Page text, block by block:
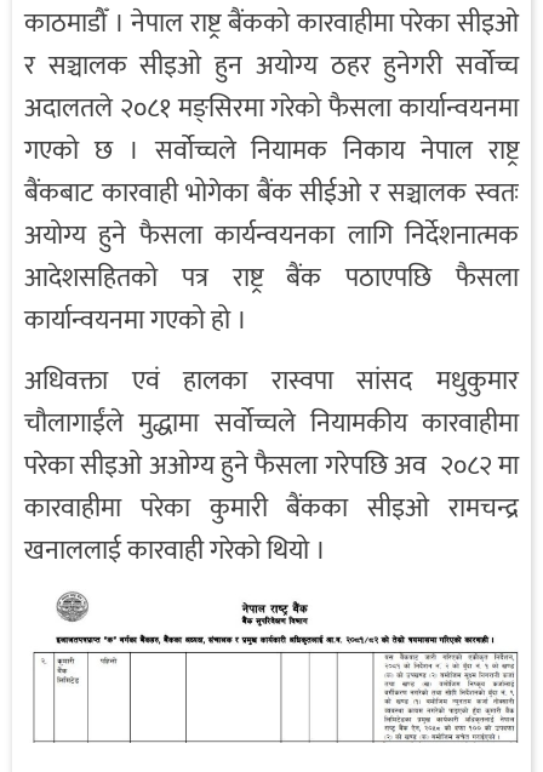
काठमाडौँ । नेपाल राष्ट्र बैंकको कारवाहीमा परेका सीइओ
र सञ्चालक सीइओ हुन अयोग्य ठहर हुनेगरी सर्वोच्च
अदालतले २०८१ मङ्सिरमा गरेको फैसला कार्यान्वयनमा
गएको छ । सर्वोच्चले नियामक निकाय नेपाल राष्ट्र
बैंकबाट कारवाही भोगेका बैंक सीईओ र सञ्चालक स्वतः
अयोग्य हुने फैसला कार्यन्वयनका लागि निर्देशनात्मक
आदेशसहितको पत्र राष्ट्र बैंक पठाएपछि फैसला
कार्यान्वयनमा गएको हो ।
अधिवक्ता एवं हालका रास्वपा सांसद मधुकुमार
चौलागाईंले मुद्धामा सर्वोच्चले नियामकीय कारवाहीमा
परेका सीइओ अओग्य हुने फैसला गरेपछि अव २०८२ मा
कारवाहीमा परेका कुमारी बैंकका सीइओ रामचन्द्र
खनाललाई कारवाही गरेको थियो ।